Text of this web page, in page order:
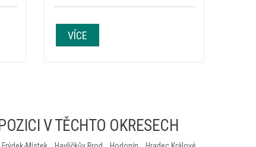
VÍCE
V TĚCHTO OKRESECH